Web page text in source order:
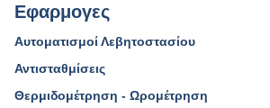
Εφαρμογες
Αυτοματισμοί Λεβητοστασίου
Αντισταθμίσεις
Θερμιδομέτρηση - Ωρομέτρηση